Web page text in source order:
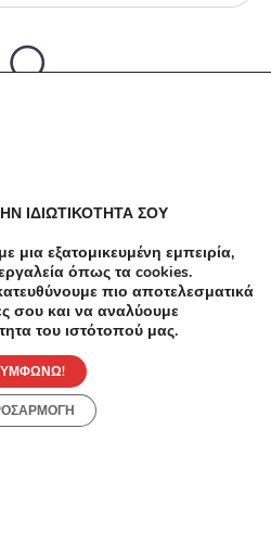
Περιοχές
ΙΔΙΩΤΙΚΟΤΗΤΑ ΣΟΥ
εξατομικευμένη εμπειρία,
όπως τα cookies.
πιο αποτελεσματικά
σου και να αναλύουμε
του ιστότοπού μας.